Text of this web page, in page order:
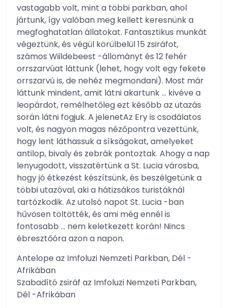
vastagabb volt, mint a többi parkban, ahol
jártunk, így valóban meg kellett keresnünk a
megfoghatatlan állatokat. Fantasztikus munkát
végeztünk, és végül körülbelül 15 zsiráfot,
számos Wiildebeest -állományt és 12 fehér
orrszarvúat láttunk (lehet, hogy volt egy fekete
orrszarvú is, de nehéz megmondani). Most már
láttunk mindent, amit látni akartunk … kivéve a
leopárdot, remélhetőleg ezt később az utazás
során látni fogjuk. A jelenetAz Ery is csodálatos
volt, és nagyon magas nézőpontra vezettünk,
hogy lent láthassuk a síkságokat, amelyeket
antilop, bivaly és zebrák pontoztak. Ahogy a nap
lenyugodott, visszatértünk a St. Lucia városba,
hogy jó étkezést készítsünk, és beszélgetünk a
többi utazóval, aki a hátizsákos turistáknál
tartózkodik. Az utolsó napot St. Lucia -ban
hűvösen töltötték, és ami még ennél is
fontosabb … nem keletkezett korán! Nincs
ébresztőóra azon a napon.
Antelope az Imfoluzi Nemzeti Parkban, Dél -
Afrikában
Szabadító zsiráf az Imfoluzi Nemzeti Parkban,
Dél -Afrikában